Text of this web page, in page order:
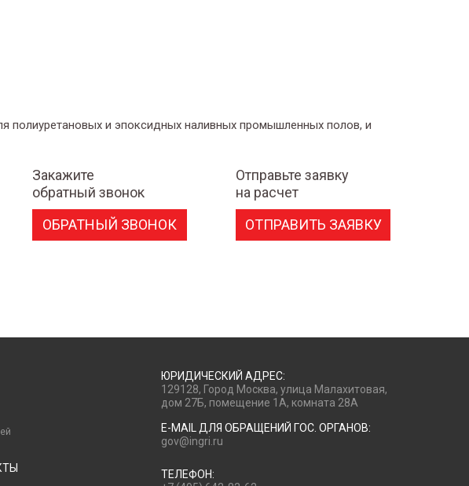
полиуретановых и эпоксидных наливных промышленных полов, и
Закажите
обратный звонок
ОБРАТНЫЙ ЗВОНОК
Отправьте заявку
на расчет
ОТПРАВИТЬ ЗАЯВКУ
ЮРИДИЧЕСКИЙ АДРЕС:
129128, Город Москва, улица Малахитовая,
дом 27Б, помещение 1А, комната 28А
E-MAIL ДЛЯ ОБРАЩЕНИЙ ГОС. ОРГАНОВ:
gov@ingri.ru
ТЕЛЕФОН: